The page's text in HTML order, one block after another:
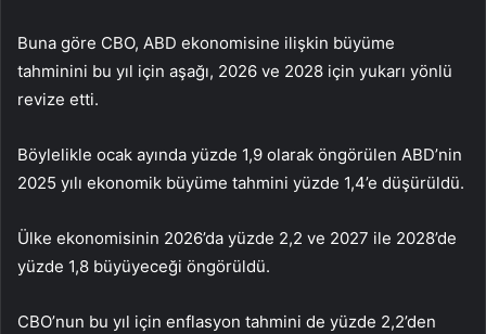
Buna göre CBO, ABD ekonomisine ilişkin büyüme
tahminini bu yıl için aşağı, 2026 ve 2028 için yukarı yönlü
revize etti.
Böylelikle ocak ayında yüzde 1,9 olarak öngörülen ABD’nin
2025 yılı ekonomik büyüme tahmini yüzde 1,4’e düşürüldü.
Ülke ekonomisinin 2026’da yüzde 2,2 ve 2027 ile 2028’de
yüzde 1,8 büyüyeceği öngörüldü.
CBO’nun bu yıl için enflasyon tahmini de yüzde 2,2’den